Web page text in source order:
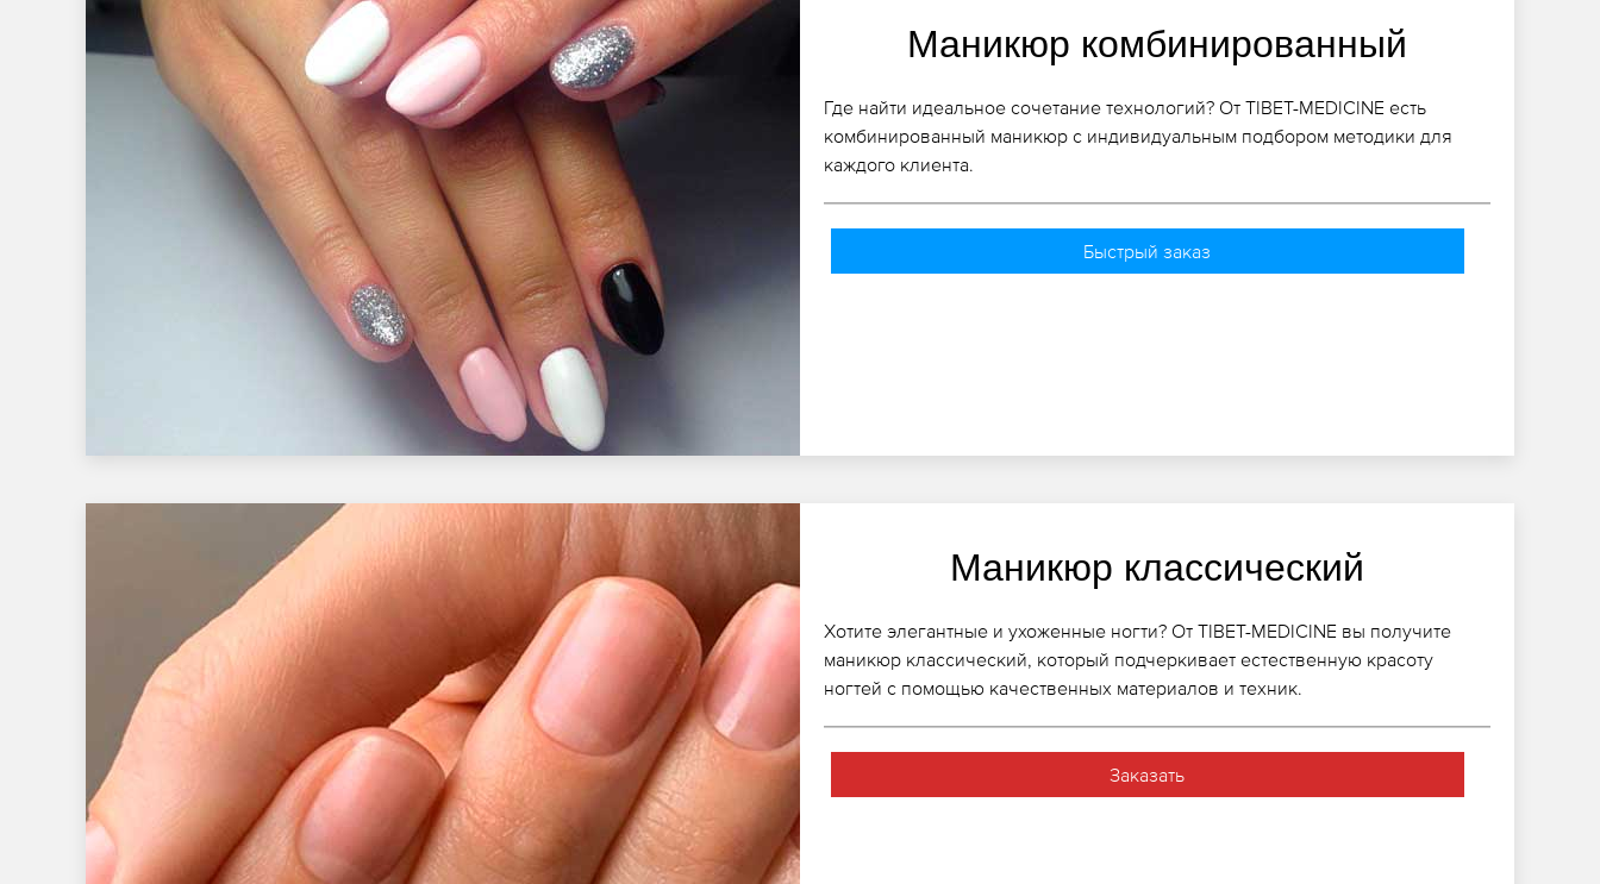
Маникюр комбинированный
Где найти идеальное сочетание технологий? От TIBET-MEDICINE есть
комбинированный маникюр с индивидуальным подбором методики для
каждого клиента.
Быстрый заказ
Маникюр классический
Хотите элегантные и ухоженные ногти? От TIBET-MEDICINE вы получите
маникюр классический, который подчеркивает естественную красоту
ногтей с помощью качественных материалов и техник.
Заказать